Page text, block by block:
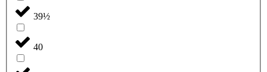
39½
40